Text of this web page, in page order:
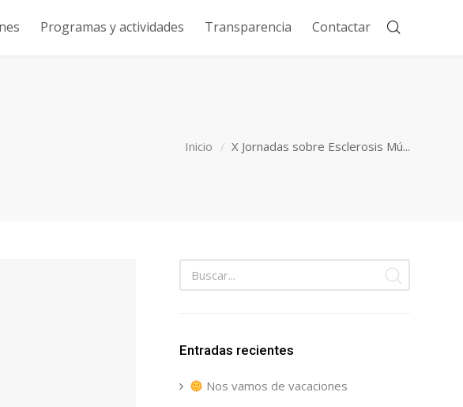
Programas y actividades Transparencia Contactar
Inicio X Jornadas sobre Esclerosis Mú...
Entradas recientes
Nos vamos de vacaciones